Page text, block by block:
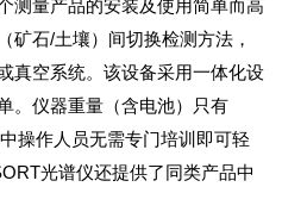
测量产品的安装及使用简单而高
矿石/土壤）间切换检测方法，
真空系统。该设备采用一体化设
。仪器重量（含电池）只有
操作人员无需专门培训即可轻
光谱仪还提供了同类产品中